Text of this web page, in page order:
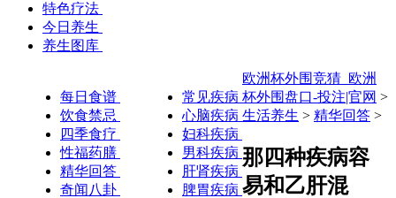
特色疗法
今日养生
养生图库
每日食谱
饮食禁忌
四季食疗
性福药膳
精华回答
奇闻八卦
常见疾病
心脑疾病
妇科疾病
男科疾病
肝肾疾病
脾胃疾病
欧洲杯外围竞猜_欧洲
杯外围盘口-投注|官网 >
生活养生 > 精华回答 >
那四种疾病容
易和乙肝混